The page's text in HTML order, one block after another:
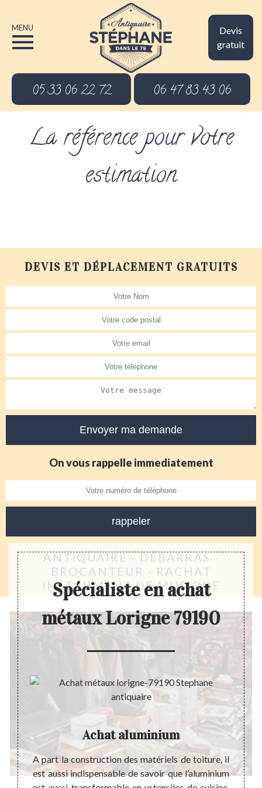
Devis
gratuit
MENU
05 33 06 22 72 06 47 83 43 06
La référence pour votre
estimation
DEVIS ET DÉPLACEMENT GRATUITS
On vous rappelle immediatement
ANTIQUAIRE - DÉBARRAS -
BROCANTEUR - RACHAT
INSTRUMENT DE MUSIQUE
Spécialiste en achat
métaux Lorigne 79190
le
de
Achat aluminium
A part la construction des matériels de toiture, il
est aussi indispensable de savoir que l’aluminium état